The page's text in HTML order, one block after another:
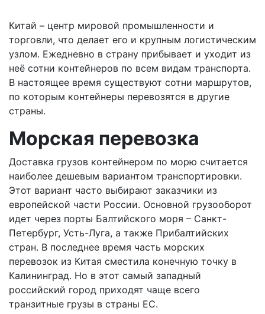
Китай – центр мировой промышленности и
торговли, что делает его и крупным логистическим
узлом. Ежедневно в страну прибывает и уходит из
неё сотни контейнеров по всем видам транспорта.
В настоящее время существуют сотни маршрутов,
по которым контейнеры перевозятся в другие
страны.
Морская перевозка
Доставка грузов контейнером по морю считается
наиболее дешевым вариантом транспортировки.
Этот вариант часто выбирают заказчики из
европейской части России. Основной грузооборот
идет через порты Балтийского моря – Санкт-
Петербург, Усть-Луга, а также Прибалтийских
стран. В последнее время часть морских
перевозок из Китая сместила конечную точку в
Калининград. Но в этот самый западный
российский город приходят чаще всего
транзитные грузы в страны ЕС.